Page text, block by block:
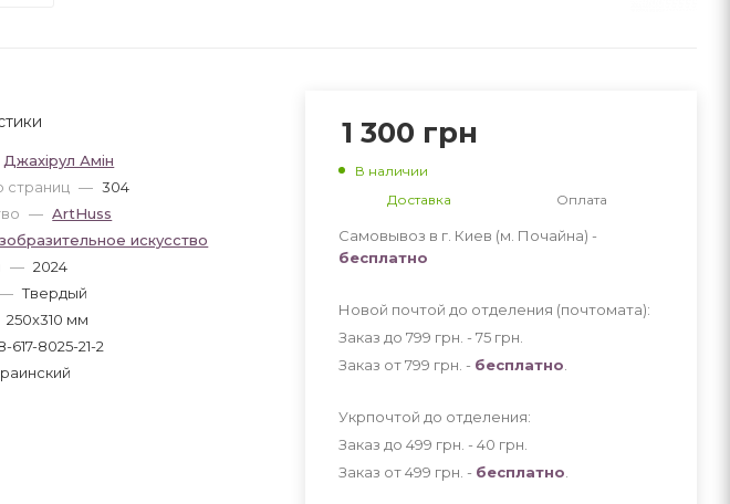
Джахірул Амін
страниц — 304
— ArtHuss
искусство
— 2024
— Твердый
250x310 мм
617-8025-21-2
1 300 грн
В наличии
Доставка
Оплата
Самовывоз в г. Киев (м. Почайна) -
бесплатно
Новой почтой до отделения (почтомата):
Заказ до 799 грн. - 75 грн
Заказ от 799 грн. - бесплатно
Укрпочтой до отделения:
Заказ до 499 грн. - 40 грн
Заказ от 499 грн. - бесплатно